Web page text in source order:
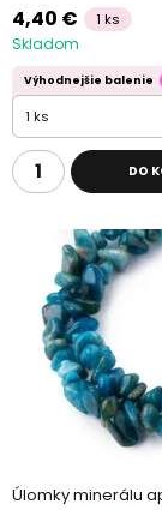
4,40 € 1 ks
Skladom
Výhodnejšie balenie
1 ks
DO
Úlomky minerálu